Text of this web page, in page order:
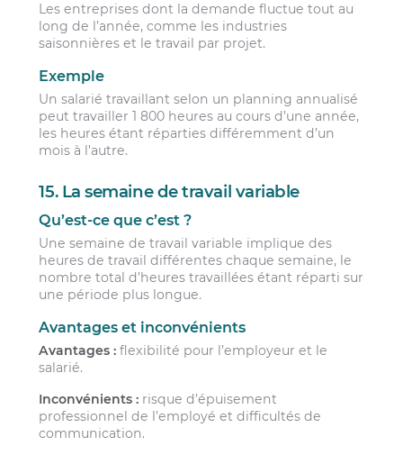
Les entreprises dont la demande fluctue tout au
long de l’année, comme les industries
saisonnières et le travail par projet.
Exemple
Un salarié travaillant selon un planning annualisé
peut travailler 1 800 heures au cours d’une année,
les heures étant réparties différemment d’un
mois à l’autre.
15. La semaine de travail variable
Qu’est-ce que c’est ?
Une semaine de travail variable implique des
heures de travail différentes chaque semaine, le
nombre total d’heures travaillées étant réparti sur
une période plus longue.
Avantages et inconvénients
Avantages : flexibilité pour l’employeur et le
salarié.
Inconvénients : risque d’épuisement
professionnel de l’employé et difficultés de
communication.